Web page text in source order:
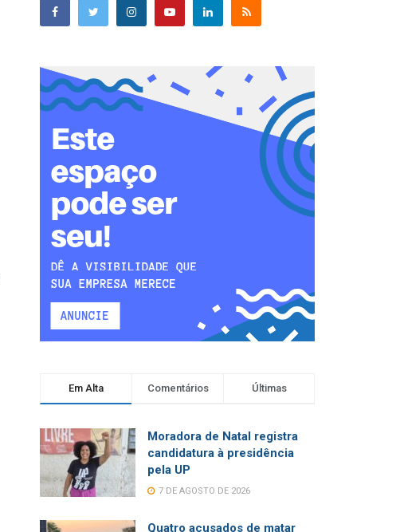
Em Alta Comentários Últimas
Moradora de Natal registra
candidatura à presidência
pela UP
7 DE AGOSTO DE 2026
Quatro acusados de matar